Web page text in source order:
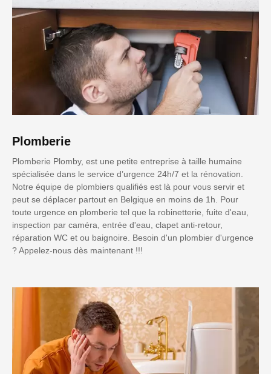
Plomberie
Plomberie Plomby, est une petite entreprise à taille humaine
spécialisée dans le service d’urgence 24h/7 et la rénovation.
Notre équipe de plombiers qualifiés est là pour vous servir et
peut se déplacer partout en Belgique en moins de 1h. Pour
toute urgence en plomberie tel que la robinetterie, fuite d'eau,
inspection par caméra, entrée d'eau, clapet anti-retour,
réparation WC et ou baignoire. Besoin d'un plombier d'urgence
? Appelez-nous dès maintenant !!!